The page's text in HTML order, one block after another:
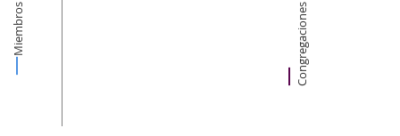
Miembros Congregaciones